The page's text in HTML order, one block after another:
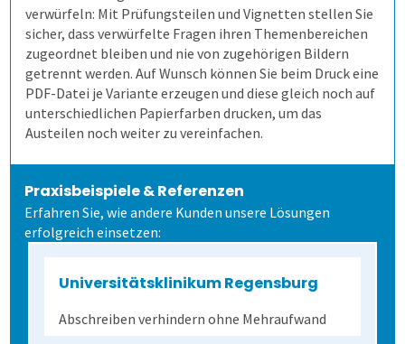
Allen, die evaluieren!
Schulungen für Fortgeschrittene
Bequeme Onlineprüfungen
4. Auf Papier prüfen
Rechtssichere Prüfungen
Massenprüfungen bewältigen
Fehler vermeiden
Transparenz schaffen
5. Ergebnisse erzeugen
Ergebnistabelle
Qualitätsdaten
Ergebnisbericht
Lösungen
Aufgabenverwaltung Frida
Scannerkorrektur Klaus Papier
Onlineprüfungen Klaus Online
Schulungen
Einstieg
Extras
verwürfeln: Mit Prüfungsteilen und Vignetten stellen Sie
sicher, dass verwürfelte Fragen ihren Themenbereichen
zugeordnet bleiben und nie von zugehörigen Bildern
getrennt werden. Auf Wunsch können Sie beim Druck eine
PDF-Datei je Variante erzeugen und diese gleich noch auf
unterschiedlichen Papierfarben drucken, um das
Austeilen noch weiter zu vereinfachen.
Praxisbeispiele & Referenzen
Erfahren Sie, wie andere Kunden unsere Lösungen
erfolgreich einsetzen:
Universitätsklinikum Regensburg
Abschreiben verhindern ohne Mehraufwand